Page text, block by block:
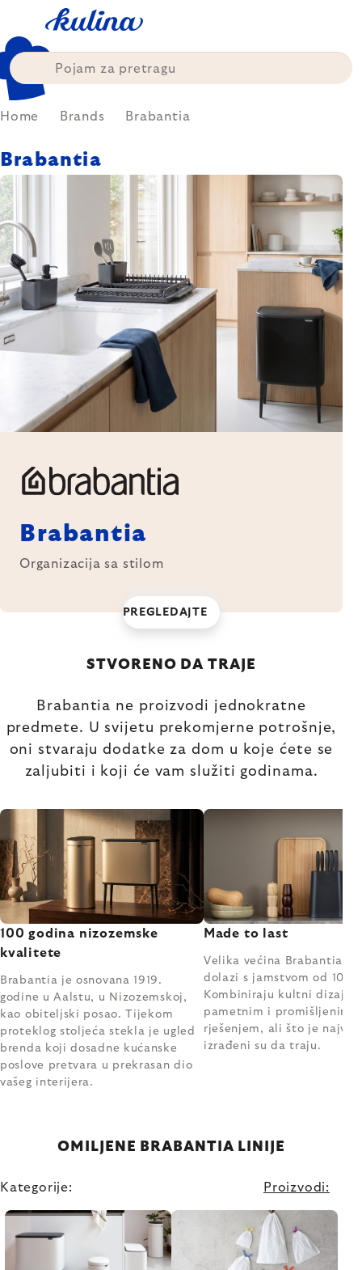
content
Home Brands Brabantia
Brabantia
Brabantia
Organizacija sa stilom
PREGLEDAJTE
STVORENO DA TRAJE
Brabantia ne proizvodi jednokratne
predmete. U svijetu prekomjerne potrošnje,
oni stvaraju dodatke za dom u koje ćete se
zaljubiti i koji će vam služiti godinama.
100 godina nizozemske
kvalitete
Brabantia je osnovana 1919.
godine u Aalstu, u Nizozemskoj,
kao obiteljski posao. Tijekom
proteklog stoljeća stekla je ugled
brenda koji dosadne kućanske
poslove pretvara u prekrasan dio
vašeg interijera.
Made to last
Velika većina Brabantia
dolazi s jamstvom od 10
Kombiniraju kultni dizajn s
pametnim i promišljenim
rješenjem, ali što je
izrađeni su da traju.
OMILJENE BRABANTIA LINIJE
Kategorije: Proizvodi: